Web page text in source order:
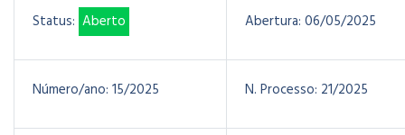
Status: Aberto Abertura: 06/05/2025
Número/ano: 15/2025 N. Processo: 21/2025